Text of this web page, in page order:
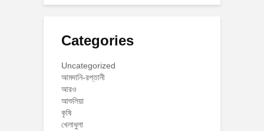
Categories
Uncategorized
আমদানি-রপ্তানী
আরও
আশুলিয়া
কৃষি
খেলাধুলা